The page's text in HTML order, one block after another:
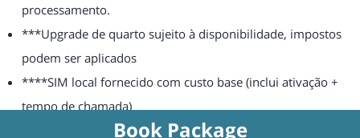
Book Package
processamento.
***Upgrade de quarto sujeito à disponibilidade, impostos
podem ser aplicados
****SIM local fornecido com custo base (inclui ativação +
tempo de chamada)